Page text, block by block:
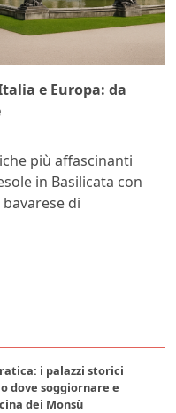
e Europa: da
più affascinanti
in Basilicata con
di
i palazzi storici
dove soggiornare e
dei Monsù